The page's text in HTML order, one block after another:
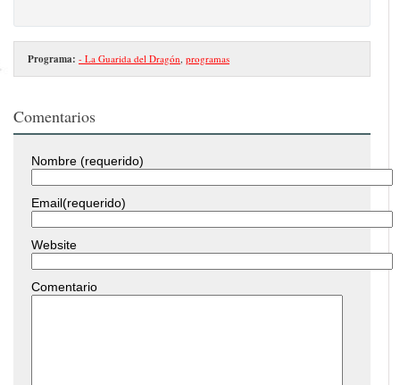
Programa: - La Guarida del Dragón, programas
Comentarios
Nombre (requerido)
Email(requerido)
Website
Comentario